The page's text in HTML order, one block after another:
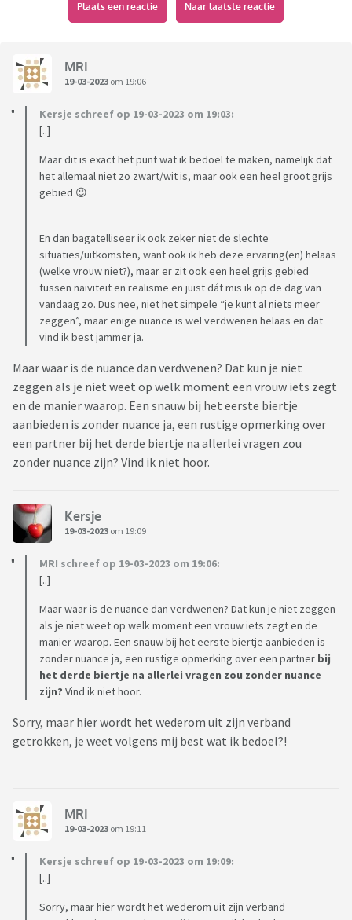
Plaats een reactie Naar laatste reactie
MRI
19-03-2023 om 19:06
Kersje schreef op 19-03-2023 om 19:03:
[..]
Maar dit is exact het punt wat ik bedoel te maken, namelijk dat
het allemaal niet zo zwart/wit is, maar ook een heel groot grijs
gebied 😉
En dan bagatelliseer ik ook zeker niet de slechte
situaties/uitkomsten, want ook ik heb deze ervaring(en) helaas
(welke vrouw niet?), maar er zit ook een heel grijs gebied
tussen naïviteit en realisme en juist dát mis ik op de dag van
vandaag zo. Dus nee, niet het simpele “je kunt al niets meer
zeggen”, maar enige nuance is wel verdwenen helaas en dat
vind ik best jammer ja.
Maar waar is de nuance dan verdwenen? Dat kun je niet
zeggen als je niet weet op welk moment een vrouw iets zegt
en de manier waarop. Een snauw bij het eerste biertje
aanbieden is zonder nuance ja, een rustige opmerking over
een partner bij het derde biertje na allerlei vragen zou
zonder nuance zijn? Vind ik niet hoor.
Kersje
19-03-2023 om 19:09
MRI schreef op 19-03-2023 om 19:06:
[..]
Maar waar is de nuance dan verdwenen? Dat kun je niet zeggen
als je niet weet op welk moment een vrouw iets zegt en de
manier waarop. Een snauw bij het eerste biertje aanbieden is
zonder nuance ja, een rustige opmerking over een partner bij
het derde biertje na allerlei vragen zou zonder nuance
zijn? Vind ik niet hoor.
Sorry, maar hier wordt het wederom uit zijn verband
getrokken, je weet volgens mij best wat ik bedoel?!
MRI
19-03-2023 om 19:11
Kersje schreef op 19-03-2023 om 19:09:
[..]
Sorry, maar hier wordt het wederom uit zijn verband